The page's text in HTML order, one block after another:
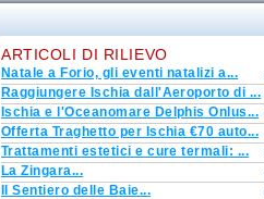
ARTICOLI DI RILIEVO
Natale a Forio, gli eventi natalizi a...
Raggiungere Ischia dall'Aeroporto di ...
Ischia e l'Oceanomare Delphis Onlus...
Offerta Traghetto per Ischia €70 auto...
Trattamenti estetici e cure termali: ...
La Zingara...
Il Sentiero delle Baie...